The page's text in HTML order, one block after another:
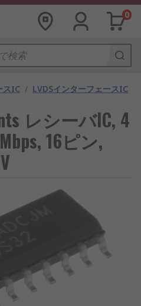
0
スIC / LVDSインターフェースIC
レシーバIC, 4
16ピン,